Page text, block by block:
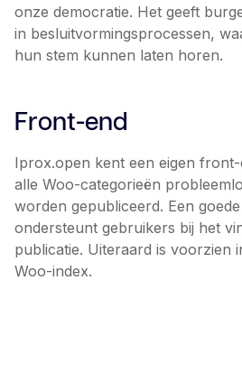
onze democratie. Het geeft
in besluitvormingsprocessen,
hun stem kunnen laten horen.
Front-end
Iprox.open kent een eigen
alle Woo-categorieën
worden gepubliceerd. Een
ondersteunt gebruikers bij het
publicatie. Uiteraard is voorzien
Woo-index.